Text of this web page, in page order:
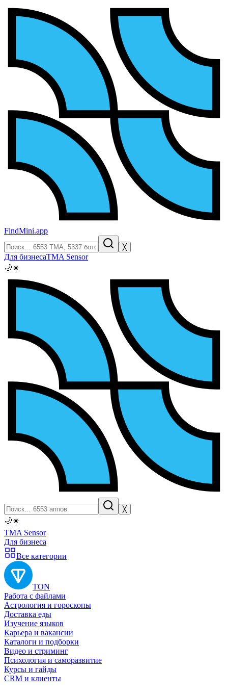
FindMini.app
╳
Для бизнесаTMA Sensor
🌙☀️
╳
🌙☀️
TMA Sensor
Для бизнеса
Все категории
TON
Работа с файлами
Астрология и гороскопы
Доставка еды
Изучение языков
Карьера и вакансии
Каталоги и подборки
Видео и стриминг
Психология и саморазвитие
Курсы и гайды
CRM и клиенты